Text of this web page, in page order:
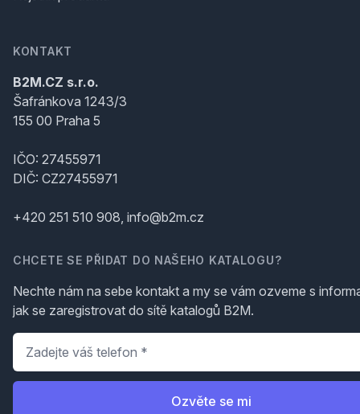
KONTAKT
B2M.CZ s.r.o.
Šafránkova 1243/3
155 00 Praha 5
IČO: 27455971
DIČ: CZ27455971
+420 251 510 908, info@b2m.cz
CHCETE SE PŘIDAT DO NAŠEHO KATALOGU?
Nechte nám na sebe kontakt a my se vám ozveme s
jak se zaregistrovat do sítě katalogů B2M.
Telefon
Ozvěte se mi